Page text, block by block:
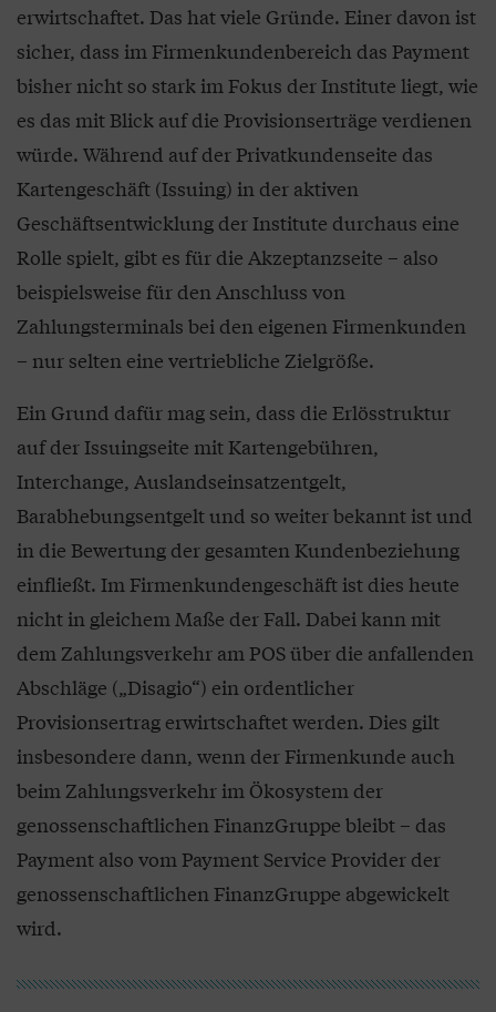
erwirtschaftet. Das hat viele Gründe. Einer davon ist
sicher, dass im Firmenkundenbereich das Payment
bisher nicht so stark im Fokus der Institute liegt, wie
es das mit Blick auf die Provisionserträge verdienen
würde. Während auf der Privatkundenseite das
Kartengeschäft (Issuing) in der aktiven
Geschäftsentwicklung der Institute durchaus eine
Rolle spielt, gibt es für die Akzeptanzseite – also
beispielsweise für den Anschluss von
Zahlungsterminals bei den eigenen Firmenkunden
– nur selten eine vertriebliche Zielgröße.
Ein Grund dafür mag sein, dass die Erlösstruktur
auf der Issuingseite mit Kartengebühren,
Interchange, Auslandseinsatzentgelt,
Barabhebungsentgelt und so weiter bekannt ist und
in die Bewertung der gesamten Kundenbeziehung
einfließt. Im Firmenkundengeschäft ist dies heute
nicht in gleichem Maße der Fall. Dabei kann mit
dem Zahlungsverkehr am POS über die anfallenden
Abschläge („Disagio“) ein ordentlicher
Provisionsertrag erwirtschaftet werden. Dies gilt
insbesondere dann, wenn der Firmenkunde auch
beim Zahlungsverkehr im Ökosystem der
genossenschaftlichen FinanzGruppe bleibt – das
Payment also vom Payment Service Provider der
genossenschaftlichen FinanzGruppe abgewickelt
wird.